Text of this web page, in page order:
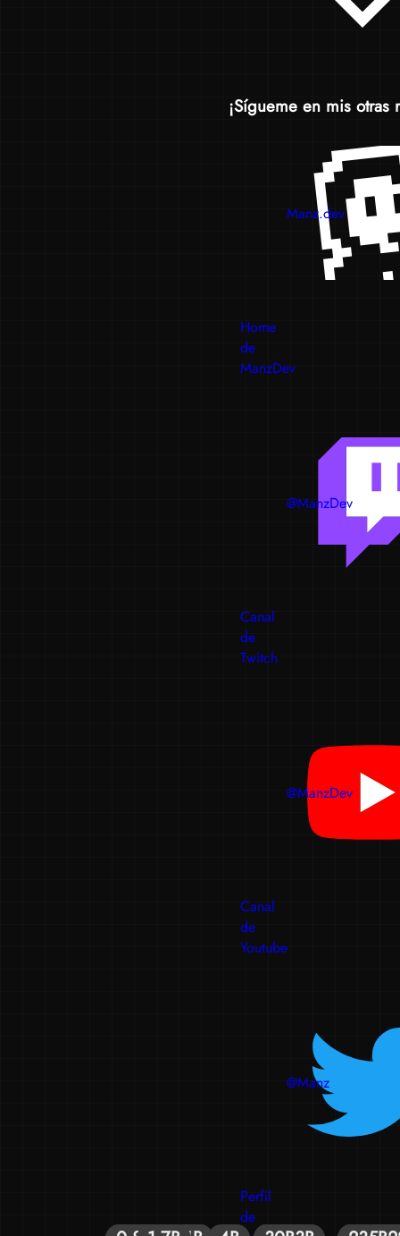
¡Sígueme en mis otras
Manz.dev
Home
de
ManzDev
@ManzDev
Canal
de
Twitch
@ManzDev
Canal
de
Youtube
@Manz
Perfil
de